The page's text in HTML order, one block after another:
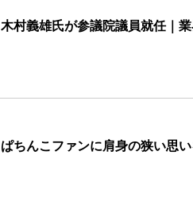
木村義雄氏が参議院議員就任｜
ぱちんこファンに肩身の狭い思